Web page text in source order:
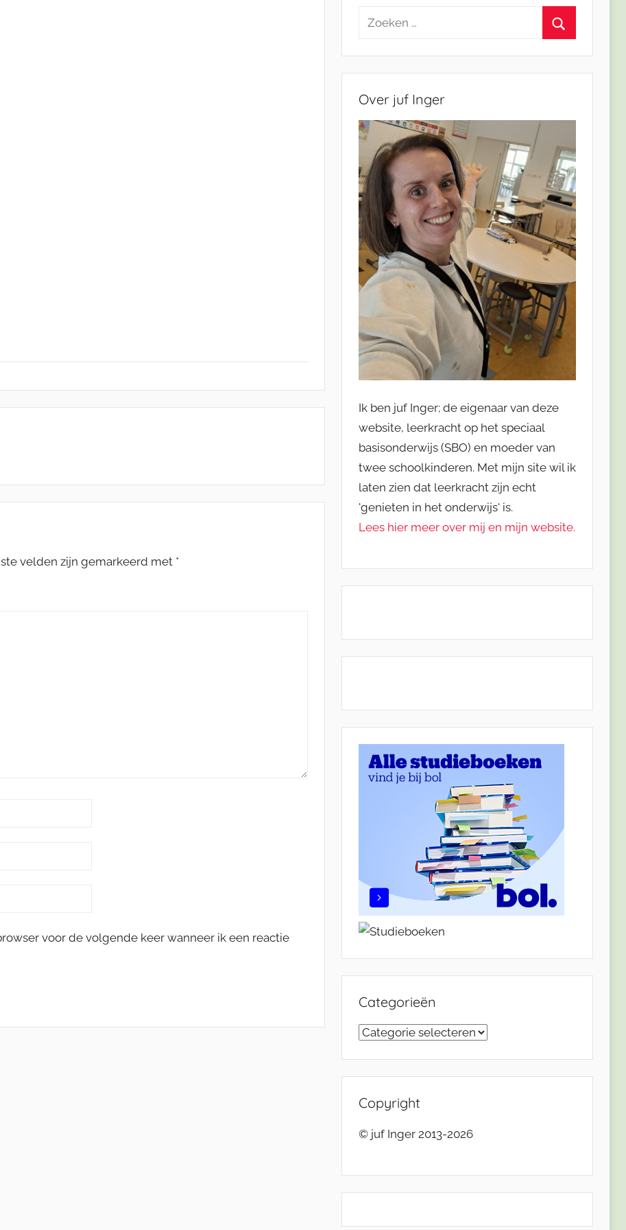
velden zijn gemarkeerd met *
voor de volgende keer wanneer ik een reactie
Zoeken
Over juf Inger
Ik ben juf Inger; de eigenaar van deze
website, leerkracht op het speciaal
basisonderwijs (SBO) en moeder van
twee schoolkinderen. Met mijn site wil ik
laten zien dat leerkracht zijn echt
'genieten in het onderwijs' is.
Lees hier meer over mij en mijn website.
Categorieën
Categorieën
Copyright
© juf Inger 2013-2026